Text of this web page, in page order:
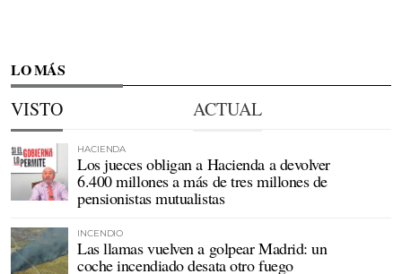
LO MÁS
VISTO ACTUAL
HACIENDA
Los jueces obligan a Hacienda a devolver
6.400 millones a más de tres millones de
pensionistas mutualistas
INCENDIO
Las llamas vuelven a golpear Madrid: un
coche incendiado desata otro fuego